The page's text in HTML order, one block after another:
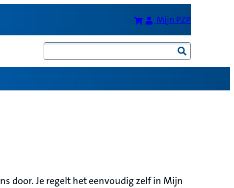
Bereken je premie
Mijn PZP
door. Je regelt het eenvoudig zelf in Mijn